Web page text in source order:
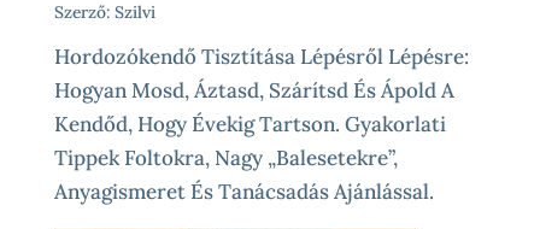
Szerző: Szilvi
Hordozókendő Tisztítása Lépésről Lépésre:
Hogyan Mosd, Áztasd, Szárítsd És Ápold A
Kendőd, Hogy Évekig Tartson. Gyakorlati
Tippek Foltokra, Nagy „balesetekre”,
Anyagismeret És Tanácsadás Ajánlással.